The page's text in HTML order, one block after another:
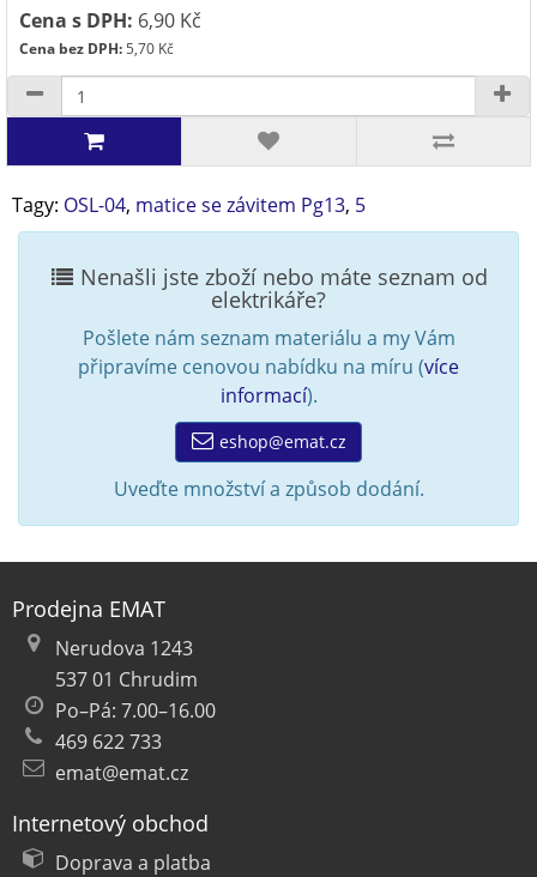
Cena s DPH: 6,90 Kč
Cena bez DPH:5,70 Kč
Tagy: OSL-04, matice se závitem Pg13, 5
Nenašli jste zboží nebo máte seznam od
elektrikáře?
Pošlete nám seznam materiálu a my Vám
připravíme cenovou nabídku na míru (více
informací).
eshop@emat.cz
Uveďte množství a způsob dodání.
Prodejna EMAT
Nerudova 1243
537 01 Chrudim
Po–Pá: 7.00–16.00
469 622 733
emat@emat.cz
Internetový obchod
Doprava a platba